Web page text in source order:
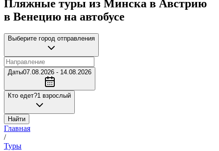
Пляжные туры из Минска в Австрию
в Венецию на автобусе
Выберите город отправления
Даты07.08.2026 - 14.08.2026
Кто едет?1 взрослый
Найти
Главная
/
Туры